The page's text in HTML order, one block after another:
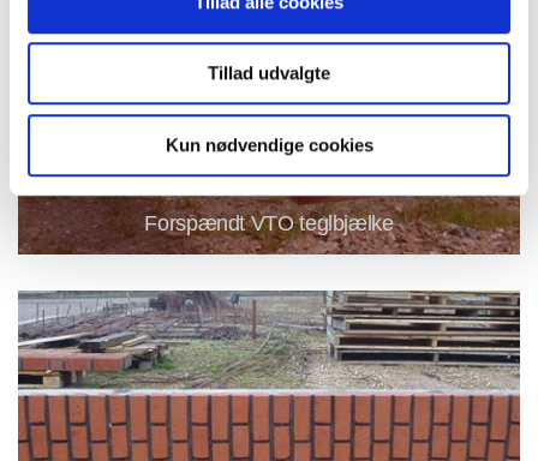
Tillad udvalgte
Kun nødvendige cookies
Forspændt VTO teglbjælke